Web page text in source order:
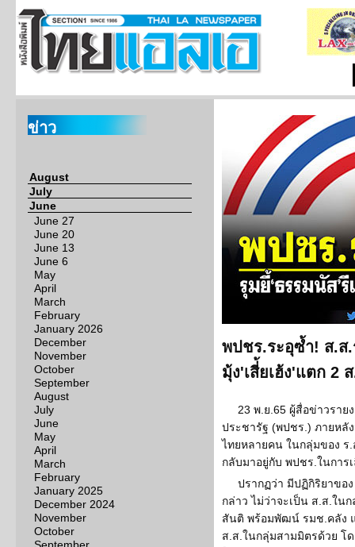
ข่าว
August
July
June
June 27
June 20
June 13
June 6
May
April
March
February
January 2026
December
November
October
September
August
July
June
May
April
March
February
January 2025
December 2024
November
October
พปชร.ระอุซ้ำ! ส.ส
มุ้ง'เสี่้ยเฮ้ง'แตก 2
23 พ.ย.65 ผู้สื่อข่าวราย
ประชารัฐ (พปชร.) ภายหลั
ไทยหลายคน ในกลุ่มของ ร
กลับมาอยู่กับ พปชร.ในการ
ปรากฏว่า มีปฏิกิริยาขอ
กล่าว ไม่ว่าจะเป็น ส.ส.ใน
สันติ พร้อมพัฒน์ รมช.คลัง
ส.ส.ในกลุ่มสามมิตรด้วย โ